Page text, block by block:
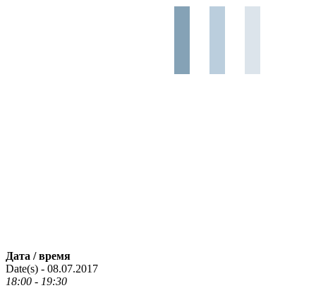
Дата / время
Date(s) - 08.07.2017
18:00 - 19:30